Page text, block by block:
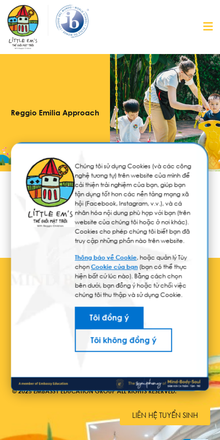
Reggio Emilia Approach
Sự kiện Tin tức
Chúng tôi sử dụng Cookies (và các công
nghệ tương tự) trên website của mình để
cải thiện trải nghiệm của bạn, giúp bạn
tận dụng tốt hơn các nền tảng mạng xã
hội (Facebook, Instagram, v.v.), và cá
nhân hóa nội dung phù hợp với bạn (trên
website của chúng tôi hoặc ở nơi khác).
Cookies cho phép chúng tôi biết bạn đã
truy cập những phần nào trên website.
Thông báo về Cookie, hoặc quản lý Tùy
chọnCookie của bạn(bạn có thể thực
hiện bất cứ lúc nào). Bằng cách chọn
bên dưới, bạn đồng ý hoặc từ chối việc
chúng tôi thu thập và sử dụng Cookie.
Tôi đồng ý
Tôi không đồng ý
LIÊN HỆ TUYỂN SINH
© 2025 EMBASSY EDUCATION GROUP ALL RIGHTS RESERVED.